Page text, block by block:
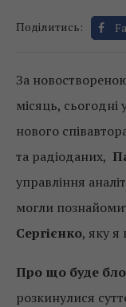
Поділитись:
За
місяць, сьогодні
нового
та радіоданих,
управління
могли
Сергієнко, яку я
Про що буде
розкинулися